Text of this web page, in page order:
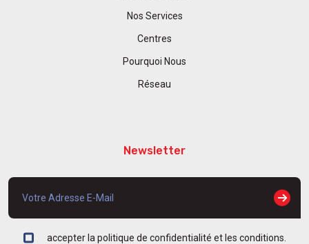
Nos Services
Centres
Pourquoi Nous
Réseau
Newsletter
accepter la politique de confidentialité et les conditions.